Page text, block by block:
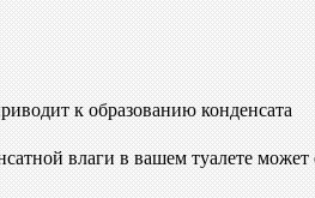
к образованию конденсата
влаги в вашем туалете может